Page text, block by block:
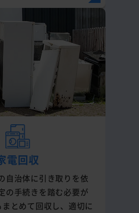
電回収
自治体に引き取りを依
の手続きを踏む必要が
とめて回収し、適切に